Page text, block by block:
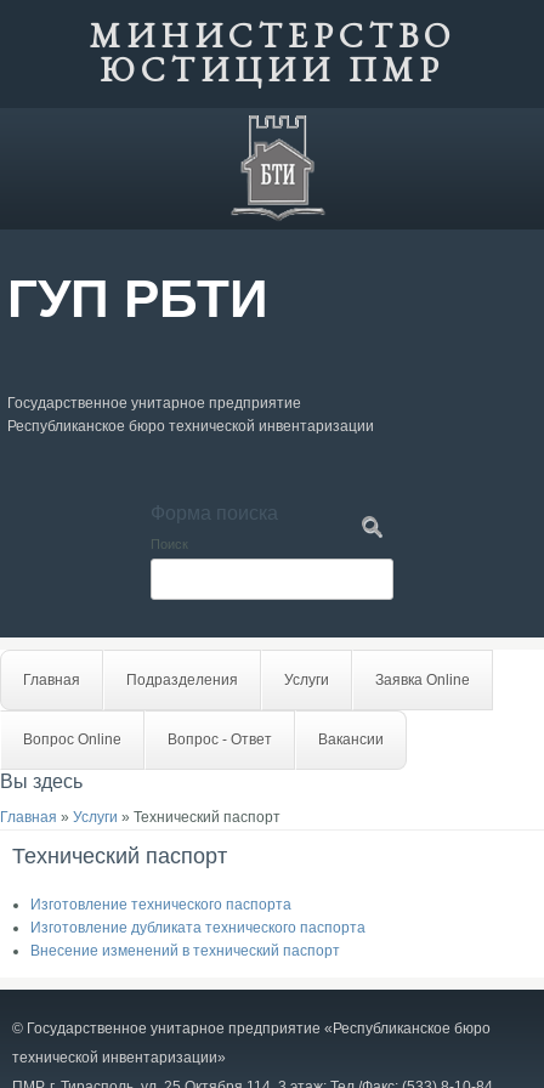
МИНИСТЕРСТВО
ЮСТИЦИИ ПМР
ГУП РБТИ
Государственное унитарное предприятие
Республиканское бюро технической инвентаризации
Форма поиска
Поиск
Главная Подразделения Услуги Заявка Online
Вопрос Online Вопрос - Ответ Вакансии
Вы здесь
Главная » Услуги » Технический паспорт
Технический паспорт
Изготовление технического паспорта
Изготовление дубликата технического паспорта
Внесение изменений в технический паспорт
© Государственное унитарное предприятие «Республиканское бюро
технической инвентаризации»